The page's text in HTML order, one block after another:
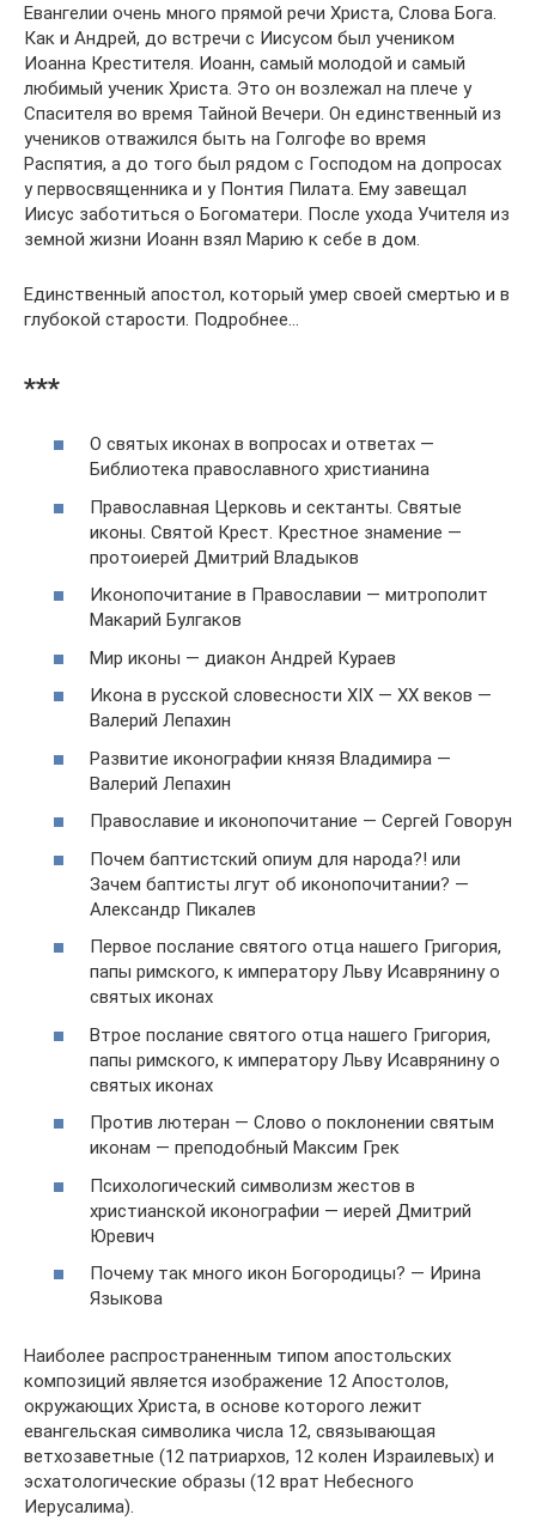
Евангелии очень много прямой речи Христа, Слова Бога.
Как и Андрей, до встречи с Иисусом был учеником
Иоанна Крестителя. Иоанн, самый молодой и самый
любимый ученик Христа. Это он возлежал на плече у
Спасителя во время Тайной Вечери. Он единственный из
учеников отважился быть на Голгофе во время
Распятия, а до того был рядом с Господом на допросах
у первосвященника и у Понтия Пилата. Ему завещал
Иисус заботиться о Богоматери. После ухода Учителя из
земной жизни Иоанн взял Марию к себе в дом.
Единственный апостол, который умер своей смертью и в
глубокой старости. Подробнее…
***
О святых иконах в вопросах и ответах —
Библиотека православного христианина
Православная Церковь и сектанты. Святые
иконы. Святой Крест. Крестное знамение —
протоиерей Дмитрий Владыков
Иконопочитание в Православии — митрополит
Макарий Булгаков
Мир иконы — диакон Андрей Кураев
Икона в русской словесности XIX — XX веков —
Валерий Лепахин
Развитие иконографии князя Владимира —
Валерий Лепахин
Православие и иконопочитание — Сергей Говорун
Почем баптистский опиум для народа?! или
Зачем баптисты лгут об иконопочитании? —
Александр Пикалев
Первое послание святого отца нашего Григория,
папы римского, к императору Льву Исаврянину о
святых иконах
Втрое послание святого отца нашего Григория,
папы римского, к императору Льву Исаврянину о
святых иконах
Против лютеран — Слово о поклонении святым
иконам — преподобный Максим Грек
Психологический символизм жестов в
христианской иконографии — иерей Дмитрий
Юревич
Почему так много икон Богородицы? — Ирина
Языкова
Наиболее распространенным типом апостольских
композиций является изображение 12 Апостолов,
окружающих Христа, в основе которого лежит
евангельская символика числа 12, связывающая
ветхозаветные (12 патриархов, 12 колен Израилевых) и
эсхатологические образы (12 врат Небесного
Иерусалима).